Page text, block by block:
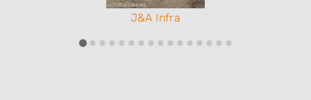
J&A Infra